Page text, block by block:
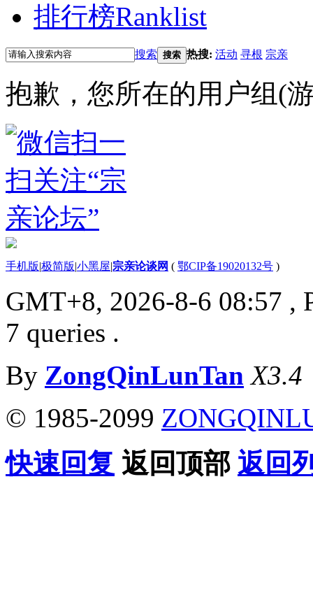
排行榜Ranklist
搜索 搜索 热搜: 活动 寻根 宗亲
抱歉，您所在的用户组(
手机版|极简版|小黑屋|宗亲论谈网 ( 鄂CIP备19020132号 )
GMT+8, 2026-8-6 08:57 ,
7 queries .
By ZongQinLunTan X3.4
© 1985-2099
快速回复 返回顶部 返回